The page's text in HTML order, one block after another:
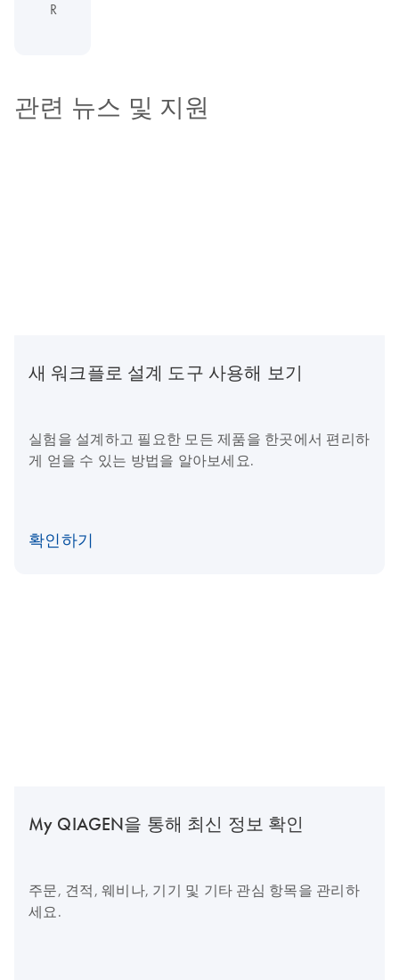
R
관련 뉴스 및 지원
새 워크플로 설계 도구 사용해 보기
실험을 설계하고 필요한 모든 제품을 한곳에서 편리하
게 얻을 수 있는 방법을 알아보세요.
확인하기
My QIAGEN을 통해 최신 정보 확인
주문, 견적, 웨비나, 기기 및 기타 관심 항목을 관리하
세요.